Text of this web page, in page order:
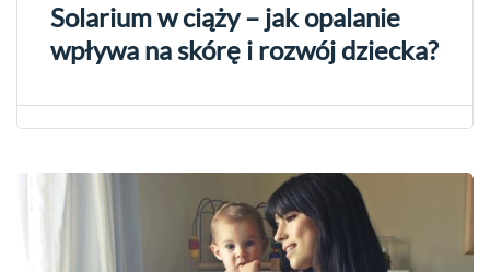
Solarium w ciąży – jak opalanie
wpływa na skórę i rozwój dziecka?